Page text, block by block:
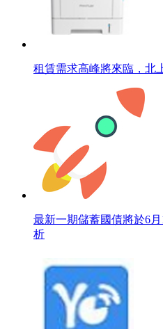
租賃需求高峰將來臨，北
最新一期儲蓄國債將於6
析